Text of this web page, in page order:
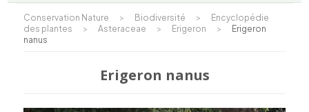
Conservation Nature > Biodiversité >
Encyclopédie
des plantes
> Asteraceae > Erigeron >
Erigeron
nanus
Erigeron nanus